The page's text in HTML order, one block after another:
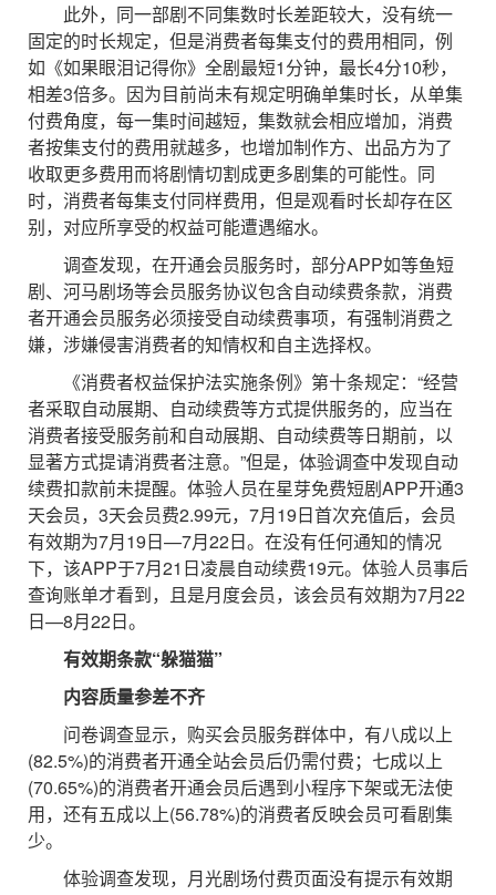
此外，同一部剧不同集数时长差距较大，没有统一
固定的时长规定，但是消费者每集支付的费用相同，例
如《如果眼泪记得你》全剧最短1分钟，最长4分10秒，
相差3倍多。因为目前尚未有规定明确单集时长，从单集
付费角度，每一集时间越短，集数就会相应增加，消费
者按集支付的费用就越多，也增加制作方、出品方为了
收取更多费用而将剧情切割成更多剧集的可能性。同
时，消费者每集支付同样费用，但是观看时长却存在区
别，对应所享受的权益可能遭遇缩水。
调查发现，在开通会员服务时，部分APP如等鱼短
剧、河马剧场等会员服务协议包含自动续费条款，消费
者开通会员服务必须接受自动续费事项，有强制消费之
嫌，涉嫌侵害消费者的知情权和自主选择权。
《消费者权益保护法实施条例》第十条规定：“经营
者采取自动展期、自动续费等方式提供服务的，应当在
消费者接受服务前和自动展期、自动续费等日期前，以
显著方式提请消费者注意。”但是，体验调查中发现自动
续费扣款前未提醒。体验人员在星芽免费短剧APP开通3
天会员，3天会员费2.99元，7月19日首次充值后，会员
有效期为7月19日—7月22日。在没有任何通知的情况
下，该APP于7月21日凌晨自动续费19元。体验人员事后
查询账单才看到，且是月度会员，该会员有效期为7月22
日—8月22日。
有效期条款“躲猫猫”
内容质量参差不齐
问卷调查显示，购买会员服务群体中，有八成以上
(82.5%)的消费者开通全站会员后仍需付费；七成以上
(70.65%)的消费者开通会员后遇到小程序下架或无法使
用，还有五成以上(56.78%)的消费者反映会员可看剧集
少。
体验调查发现，月光剧场付费页面没有提示有效期